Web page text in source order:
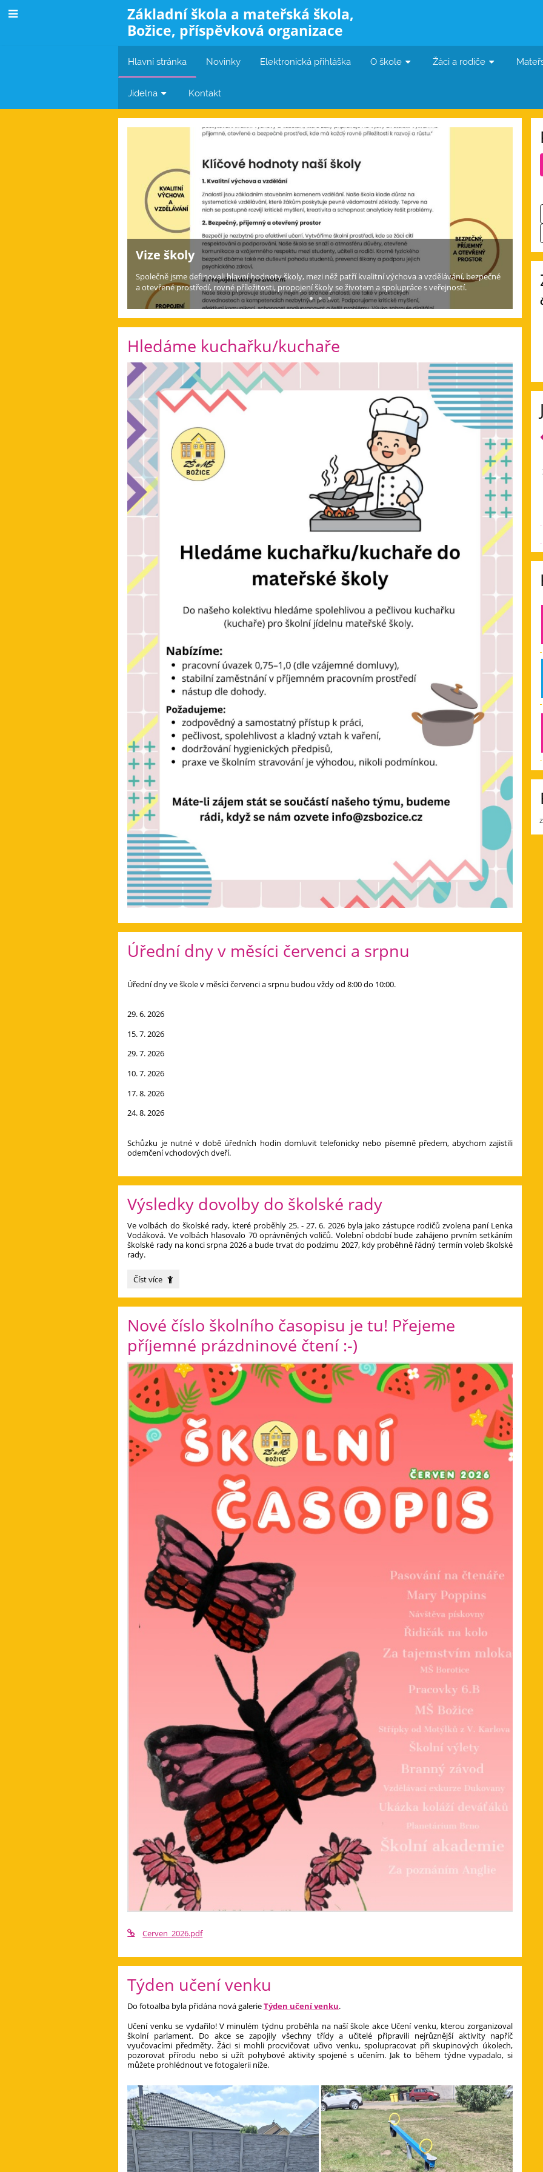
Základní škola a mateřská škola,
Božice, příspěvková organizace
Hlavní stránka Novinky Elektronická přihláška O škole Žáci a rodiče
Jídelna Kontakt
Hlavní
Vize školy
Společně jsme definovali hlavní hodnoty školy, mezi něž patří kvalitní výchova a vzdělávání, bezpečné
a otevřené prostředí, rovné příležitosti, propojení školy se životem a spolupráce s veřejností.
Hledáme kuchařku/kuchaře
Úřední dny v měsíci červenci a srpnu
Úřední dny ve škole v měsíci červenci a srpnu budou vždy od 8:00 do 10:00.
29. 6. 2026
15. 7. 2026
29. 7. 2026
10. 7. 2026
17. 8. 2026
24. 8. 2026
Schůzku je nutné v době úředních hodin domluvit telefonicky nebo písemně předem, abychom zajistili
odemčení vchodových dveří.
Výsledky dovolby do školské rady
Ve volbách do školské rady, které proběhly 25. - 27. 6. 2026 byla jako zástupce rodičů zvolena paní Lenka
Vodáková. Ve volbách hlasovalo 70 oprávněných voličů. Volební období bude zahájeno prvním setkáním
školské rady na konci srpna 2026 a bude trvat do podzimu 2027, kdy proběhně řádný termín voleb školské
rady.
Výsledky
do
rady:
Číst více
Nové číslo školního časopisu je tu! Přejeme
příjemné prázdninové čtení :-)
Cerven_2026.pdf
Týden učení venku
Do fotoalba byla přidána nová galerieTýden učení venku.
Učení venku se vydařilo! V minulém týdnu proběhla na naší škole akce Učení venku, kterou zorganizoval
školní parlament. Do akce se zapojily všechny třídy a učitelé připravili nejrůznější aktivity napříč
vyučovacími předměty. Žáci si mohli procvičovat učivo venku, spolupracovat při skupinových úkolech,
pozorovat přírodu nebo si užít pohybové aktivity spojené s učením. Jak to během týdne vypadalo, si
můžete prohlédnout ve fotogalerii níže.